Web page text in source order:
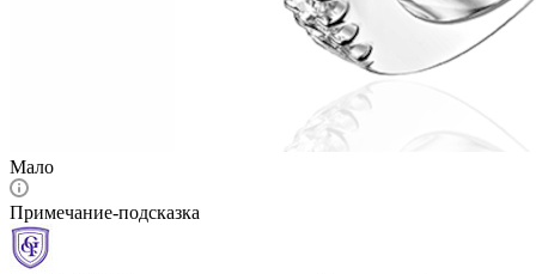
Мало
Примечание-подсказка